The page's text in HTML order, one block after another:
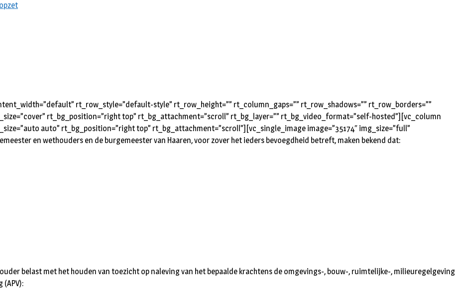
rt_row_style=”default-style” rt_row_height=”” rt_column_gaps=”” rt_row_shadows=”” rt_row_borders=””
rt_bg_position=”right top” rt_bg_attachment=”scroll” rt_bg_layer=”” rt_bg_video_format=”self-hosted”][vc_column
auto” rt_bg_position=”right top” rt_bg_attachment=”scroll”][vc_single_image image=”35174″ img_size=”full”
en wethouders en de burgemeester van Haaren, voor zover het ieders bevoegdheid betreft, maken bekend dat:
belast met het houden van toezicht op naleving van het bepaalde krachtens de omgevings-, bouw-, ruimtelijke-, milieuregelgeving